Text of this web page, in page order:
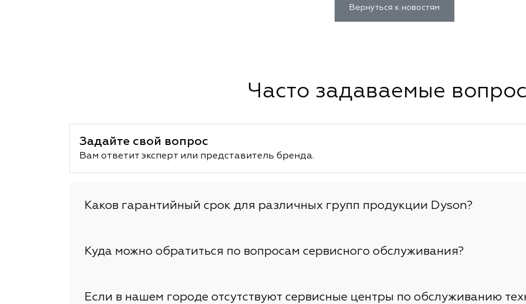
Вернуться к новостям
Часто задаваемые
Задайте свой вопрос
Вам ответит эксперт или представитель бренда.
Каков гарантийный срок для различных групп продукции Dyson?
Куда можно обратиться по вопросам сервисного обслуживания?
Если в нашем городе отсутствуют сервисные центры по обслуживанию